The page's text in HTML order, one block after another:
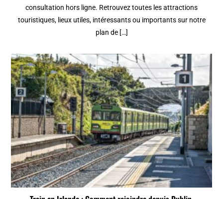
consultation hors ligne. Retrouvez toutes les attractions
touristiques, lieux utiles, intéressants ou importants sur notre
plan de […]